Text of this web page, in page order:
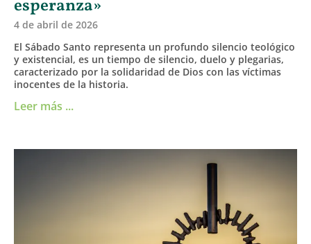
esperanza»
4 de abril de 2026
El Sábado Santo representa un profundo silencio teológico
y existencial, es un tiempo de silencio, duelo y plegarias,
caracterizado por la solidaridad de Dios con las víctimas
inocentes de la historia.
Leer más ...